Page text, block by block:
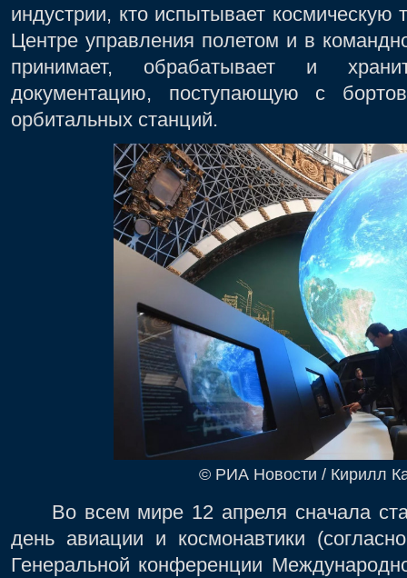
индустрии, кто испытывает космическую
Центре управления полетом и в
принимает, обрабатывает и
документацию, поступающую с
орбитальных станций.
© РИА Новости / Кирилл
Во всем мире 12 апреля сначала
день авиации и космонавтики
Генеральной конференции